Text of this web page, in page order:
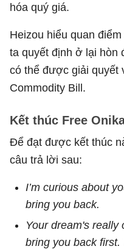
hóa quý giá.
Heizou hiểu quan
ta quyết định ở lại hòn
có thể được giải quyết
Commodity Bill.
Kết thúc Free
Để đạt được kết thúc
câu trả lời sau:
I’m curious about
bring you back.
Your dream's really
bring you back